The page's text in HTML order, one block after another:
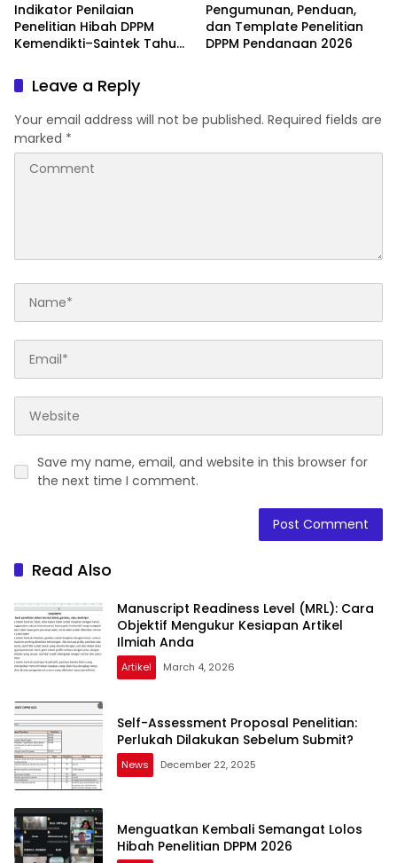
Indikator Penilaian
Penelitian Hibah DPPM
Kemendikti–Saintek Tahun
Pengumunan, Penduan,
dan Template Penelitian
DPPM Pendanaan 2026
Leave a Reply
Your email address will not be published. Required fields are
marked *
Save my name, email, and website in this browser for
the next time I comment.
Read Also
Manuscript Readiness Level (MRL): Cara
Objektif Mengukur Kesiapan Artikel
Ilmiah Anda
Artikel March 4, 2026
Self-Assessment Proposal Penelitian:
Perlukah Dilakukan Sebelum Submit?
News December 22, 2025
Menguatkan Kembali Semangat Lolos
Hibah Penelitian DPPM 2026